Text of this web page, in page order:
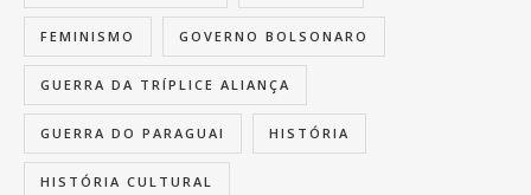
FEMINISMO GOVERNO BOLSONARO
GUERRA DA TRÍPLICE ALIANÇA
GUERRA DO PARAGUAI HISTÓRIA
HISTÓRIA CULTURAL